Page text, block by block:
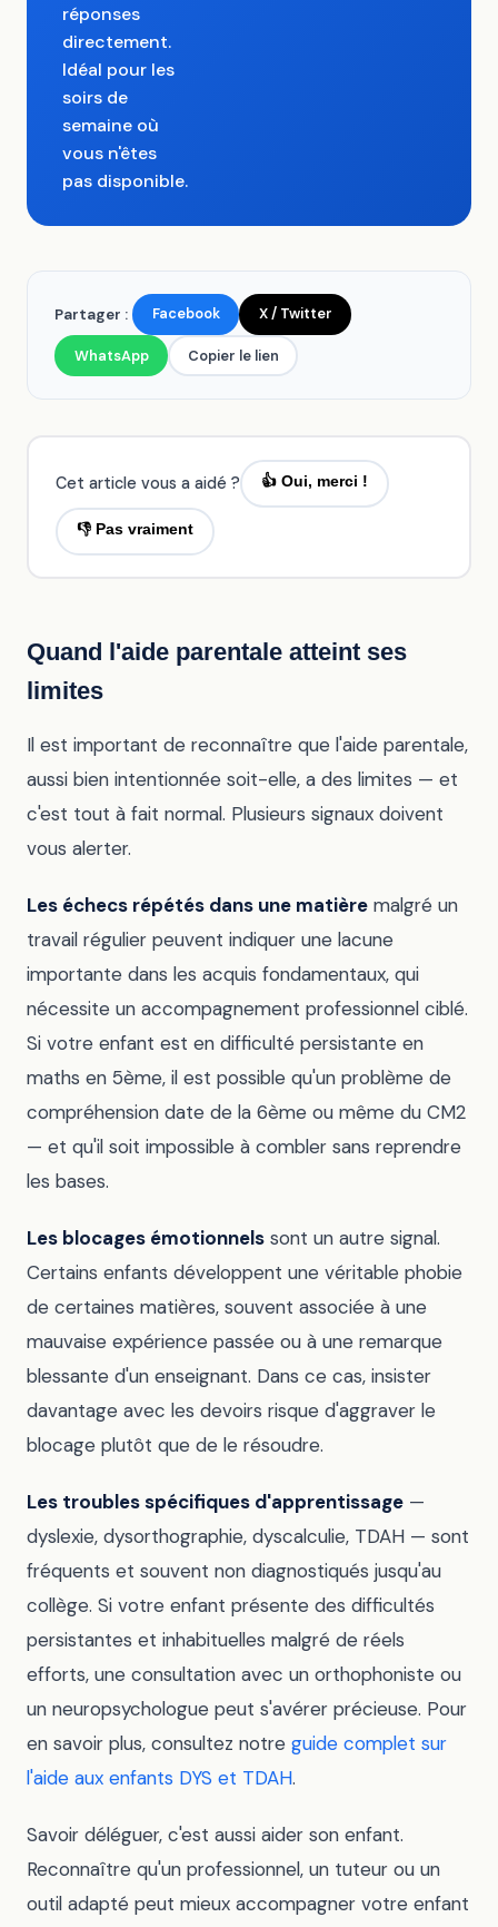
réponses
directement.
Idéal pour les
soirs de
semaine où
vous n'êtes
pas disponible.
Partager : Facebook X / Twitter
WhatsApp Copier le lien
Cet article vous a aidé ? 👍 Oui, merci !
👎 Pas vraiment
Quand l'aide parentale atteint ses
limites
Il est important de reconnaître que l'aide parentale,
aussi bien intentionnée soit-elle, a des limites — et
c'est tout à fait normal. Plusieurs signaux doivent
vous alerter.
Les échecs répétés dans une matière malgré un
travail régulier peuvent indiquer une lacune
importante dans les acquis fondamentaux, qui
nécessite un accompagnement professionnel ciblé.
Si votre enfant est en difficulté persistante en
maths en 5ème, il est possible qu'un problème de
compréhension date de la 6ème ou même du CM2
— et qu'il soit impossible à combler sans reprendre
les bases.
Les blocages émotionnels sont un autre signal.
Certains enfants développent une véritable phobie
de certaines matières, souvent associée à une
mauvaise expérience passée ou à une remarque
blessante d'un enseignant. Dans ce cas, insister
davantage avec les devoirs risque d'aggraver le
blocage plutôt que de le résoudre.
Les troubles spécifiques d'apprentissage —
dyslexie, dysorthographie, dyscalculie, TDAH — sont
fréquents et souvent non diagnostiqués jusqu'au
collège. Si votre enfant présente des difficultés
persistantes et inhabituelles malgré de réels
efforts, une consultation avec un orthophoniste ou
un neuropsychologue peut s'avérer précieuse. Pour
en savoir plus, consultez notre guide complet sur
l'aide aux enfants DYS et TDAH.
Savoir déléguer, c'est aussi aider son enfant.
Reconnaître qu'un professionnel, un tuteur ou un
outil adapté peut mieux accompagner votre enfant